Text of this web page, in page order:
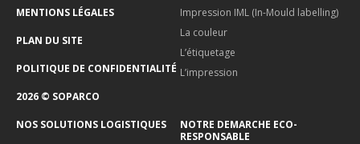
MENTIONS LÉGALES
PLAN DU SITE
POLITIQUE DE CONFIDENTIALITÉ
2026 © SOPARCO
Impression IML (In-Mould labelling)
La couleur
L’étiquetage
L’impression
NOS SOLUTIONS LOGISTIQUES
NOTRE DEMARCHE ECO-
RESPONSABLE